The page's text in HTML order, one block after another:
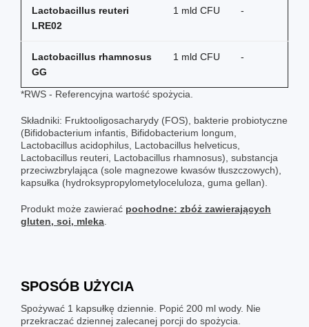
Lactobacillus reuteri
LRE02
1 mld CFU -
Lactobacillus rhamnosus
GG
1 mld CFU -
*RWS - Referencyjna wartość spożycia.
Składniki: Fruktooligosacharydy (FOS), bakterie probiotyczne
(Bifidobacterium infantis, Bifidobacterium longum,
Lactobacillus acidophilus, Lactobacillus helveticus,
Lactobacillus reuteri, Lactobacillus rhamnosus), substancja
przeciwzbrylająca (sole magnezowe kwasów tłuszczowych),
kapsułka (hydroksypropylometyloceluloza, guma gellan).
Produkt może zawierać pochodne: zbóż zawierających
gluten, soi, mleka
SPOSÓB UŻYCIA
Spożywać 1 kapsułkę dziennie. Popić 200 ml wody. Nie
przekraczać dziennej zalecanej porcji do spożycia.